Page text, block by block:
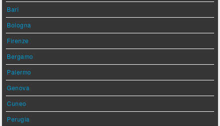
Bari
Bologna
Firenze
Bergamo
Palermo
Genova
Cuneo
Perugia